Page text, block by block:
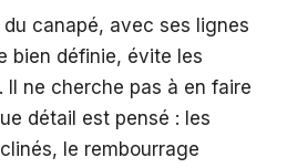
canapé, avec ses lignes
bien définie, évite les
Il ne cherche pas à en faire
détail est pensé : les
le rembourrage